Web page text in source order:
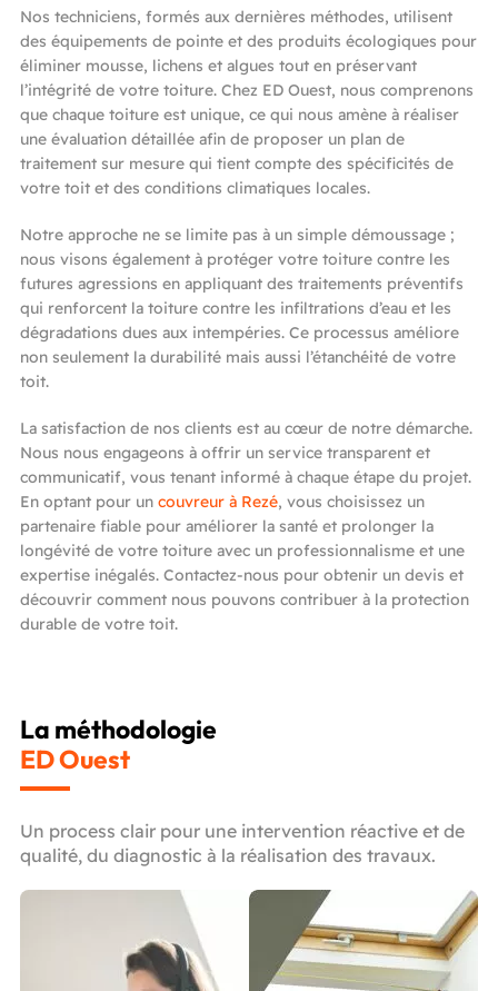
Nos techniciens, formés aux dernières méthodes, utilisent
des équipements de pointe et des produits écologiques pour
éliminer mousse, lichens et algues tout en préservant
l’intégrité de votre toiture. Chez ED Ouest, nous comprenons
que chaque toiture est unique, ce qui nous amène à réaliser
une évaluation détaillée afin de proposer un plan de
traitement sur mesure qui tient compte des spécificités de
votre toit et des conditions climatiques locales.
Notre approche ne se limite pas à un simple démoussage ;
nous visons également à protéger votre toiture contre les
futures agressions en appliquant des traitements préventifs
qui renforcent la toiture contre les infiltrations d’eau et les
dégradations dues aux intempéries. Ce processus améliore
non seulement la durabilité mais aussi l’étanchéité de votre
toit.
La satisfaction de nos clients est au cœur de notre démarche.
Nous nous engageons à offrir un service transparent et
communicatif, vous tenant informé à chaque étape du projet.
En optant pour un couvreur à Rezé, vous choisissez un
partenaire fiable pour améliorer la santé et prolonger la
longévité de votre toiture avec un professionnalisme et une
expertise inégalés. Contactez-nous pour obtenir un devis et
découvrir comment nous pouvons contribuer à la protection
durable de votre toit.
La méthodologie
ED Ouest
Un process clair pour une intervention réactive et de
qualité, du diagnostic à la réalisation des travaux.